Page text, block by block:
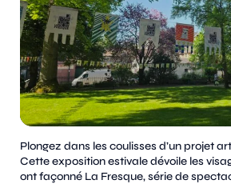
Plongez dans les coulisses d’un projet
Cette exposition estivale dévoile les
ont façonné La Fresque, série de